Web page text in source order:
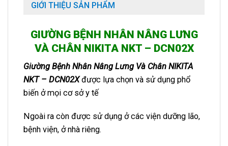
GIỚI THIỆU SẢN PHẨM
GIƯỜNG BỆNH NHÂN NÂNG LƯNG
VÀ CHÂN NIKITA NKT – DCN02X
Giường Bệnh Nhân Nâng Lưng Và Chân NIKITA
NKT – DCN02Xđược lựa chọn và sử dụng phổ
biến ở mọi cơ sở y tế
Ngoài ra còn được sử dụng ở các viện dưỡng lão,
bệnh viện, ở nhà riêng.